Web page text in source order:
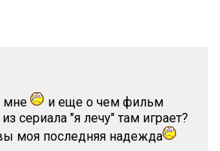
мне
и еще о чем фильм
сериала "я лечу" там играет?
моя последняя надежда